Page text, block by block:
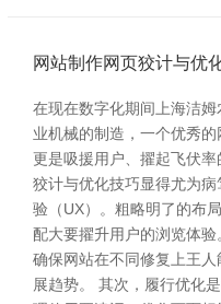
网站制作网页狡计与优
在现在数字化期间上海洁
业机械的制造，一个优秀
更是吸援用户、擢起飞伏
狡计与优化技巧显得尤为
验（UX）。粗略明了的布
配大要擢升用户的浏览体验
确保网站在不同修复上王
展趋势。 其次，履行优化